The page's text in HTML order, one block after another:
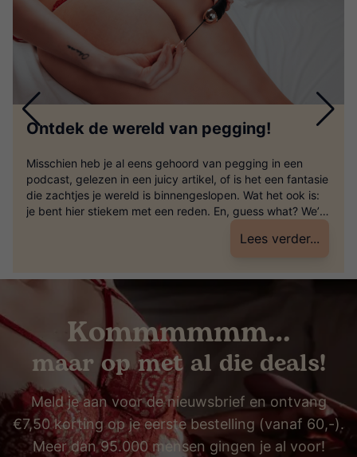
Ontdek de wereld van pegging!
Misschien heb je al eens gehoord van pegging in een
podcast, gelezen in een juicy artikel, of is het een fantasie
die zachtjes je wereld is binnengeslopen. Wat het ook is:
je bent hier stiekem met een reden. En, guess what? We’re
here for it! Maar… wat is pegging eigenlijk? Kort en
Lees verder...
Kommmmmm…
maar op met al die deals!
Meld je aan voor de nieuwsbrief en ontvang
€7,50 korting op je eerste bestelling (vanaf 60,-).
Meer dan 95.000 mensen gingen je al voor!